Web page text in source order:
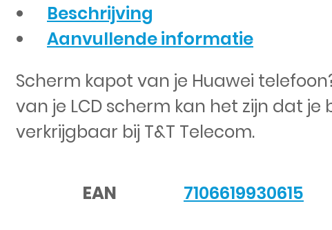
Beschrijving
Aanvullende informatie
Scherm kapot van je Huawei
van je LCD scherm kan het zijn dat je
verkrijgbaar bij T&T Telecom.
EAN 7106619930615